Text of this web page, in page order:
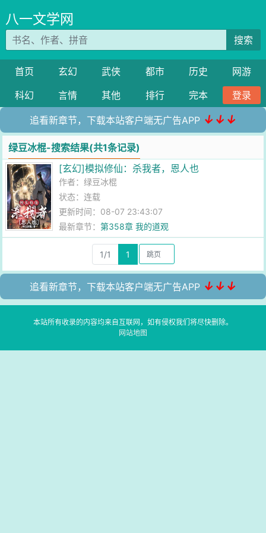
八一文学网
搜索
首页 玄幻 武侠 都市 历史
网游
科幻
言情 其他 排行 完本 登录
追看新章节，下载本站客户端无广告APP ↓↓↓
绿豆冰棍-搜索结果(共1条记录)
[玄幻]模拟修仙：杀我者，恩人也
作者：绿豆冰棍
状态：连载
更新时间：08-07 23:43:07
最新章节：第358章 我的道观
1/1 1
追看新章节，下载本站客户端无广告APP ↓↓↓
本站所有收录的内容均来自互联网，如有侵权我们将尽快删除。
网站地图